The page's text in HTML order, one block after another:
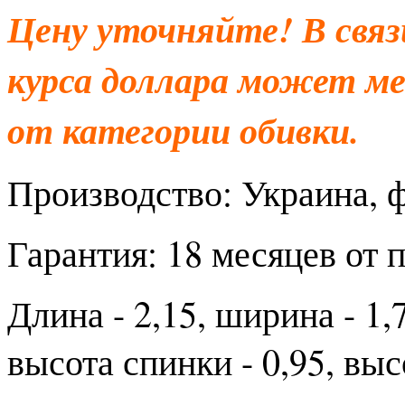
Цену уточняйте! В
курса доллара может
от категории обивки.
Производство: Украина,
Гарантия: 18 месяцев от
Длина - 2,15, ширина -
высота спинки - 0,95,